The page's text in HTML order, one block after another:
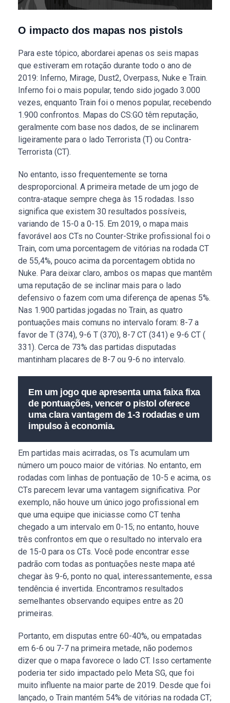
O impacto dos mapas nos pistols
Para este tópico, abordarei apenas os seis mapas
que estiveram em rotação durante todo o ano de
2019: Inferno, Mirage, Dust2, Overpass, Nuke e Train.
Inferno foi o mais popular, tendo sido jogado 3.000
vezes, enquanto Train foi o menos popular, recebendo
1.900 confrontos. Mapas do CS:GO têm reputação,
geralmente com base nos dados, de se inclinarem
ligeiramente para o lado Terrorista (T) ou Contra-
Terrorista (CT).
No entanto, isso frequentemente se torna
desproporcional. A primeira metade de um jogo de
contra-ataque sempre chega às 15 rodadas. Isso
significa que existem 30 resultados possíveis,
variando de 15-0 a 0-15. Em 2019, o mapa mais
favorável aos CTs no Counter-Strike profissional foi o
Train, com uma porcentagem de vitórias na rodada CT
de 55,4%, pouco acima da porcentagem obtida no
Nuke. Para deixar claro, ambos os mapas que mantêm
uma reputação de se inclinar mais para o lado
defensivo o fazem com uma diferença de apenas 5%.
Nas 1.900 partidas jogadas no Train, as quatro
pontuações mais comuns no intervalo foram: 8-7 a
favor de T (374), 9-6 T (370), 8-7 CT (341) e 9-6 CT (
331). Cerca de 73% das partidas disputadas
mantinham placares de 8-7 ou 9-6 no intervalo.
Em um jogo que apresenta uma faixa fixa
de pontuações, vencer o pistol oferece
uma clara vantagem de 1-3 rodadas e um
impulso à economia.
Em partidas mais acirradas, os Ts acumulam um
número um pouco maior de vitórias. No entanto, em
rodadas com linhas de pontuação de 10-5 e acima, os
CTs parecem levar uma vantagem significativa. Por
exemplo, não houve um único jogo profissional em
que uma equipe que iniciasse como CT tenha
chegado a um intervalo em 0-15; no entanto, houve
três confrontos em que o resultado no intervalo era
de 15-0 para os CTs. Você pode encontrar esse
padrão com todas as pontuações neste mapa até
chegar às 9-6, ponto no qual, interessantemente, essa
tendência é invertida. Encontramos resultados
semelhantes observando equipes entre as 20
primeiras.
Portanto, em disputas entre 60-40%, ou empatadas
em 6-6 ou 7-7 na primeira metade, não podemos
dizer que o mapa favorece o lado CT. Isso certamente
poderia ter sido impactado pelo Meta SG, que foi
muito influente na maior parte de 2019. Desde que foi
lançado, o Train mantém 54% de vitórias na rodada CT;